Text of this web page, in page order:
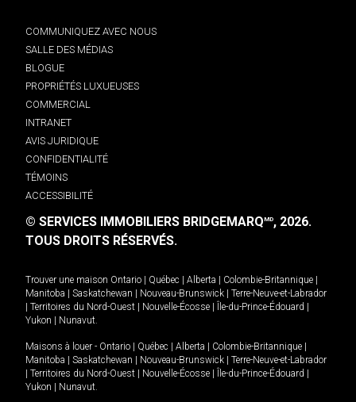
COMMUNIQUEZ AVEC NOUS
SALLE DES MÉDIAS
BLOGUE
PROPRIÉTÉS LUXUEUSES
COMMERCIAL
INTRANET
AVIS JURIDIQUE
CONFIDENTIALITÉ
TÉMOINS
ACCESSIBILITÉ
© SERVICES IMMOBILIERS BRIDGEMARQMD, 2026.
TOUS DROITS RÉSERVÉS.
Trouver une maison Ontario Québec Alberta Colombie-Britannique
Manitoba
Saskatchewan Nouveau-Brunswick
Terre-Neuve-et-Labrador
Territoires du Nord-Ouest Nouvelle-Écosse Île-du-Prince-Édouard
Yukon
Nunavut.
Maisons à louer - Ontario Québec Alberta Colombie-Britannique
Manitoba
Saskatchewan Nouveau-Brunswick
Terre-Neuve-et-Labrador
Territoires du Nord-Ouest Nouvelle-Écosse Île-du-Prince-Édouard
Yukon
Nunavut.